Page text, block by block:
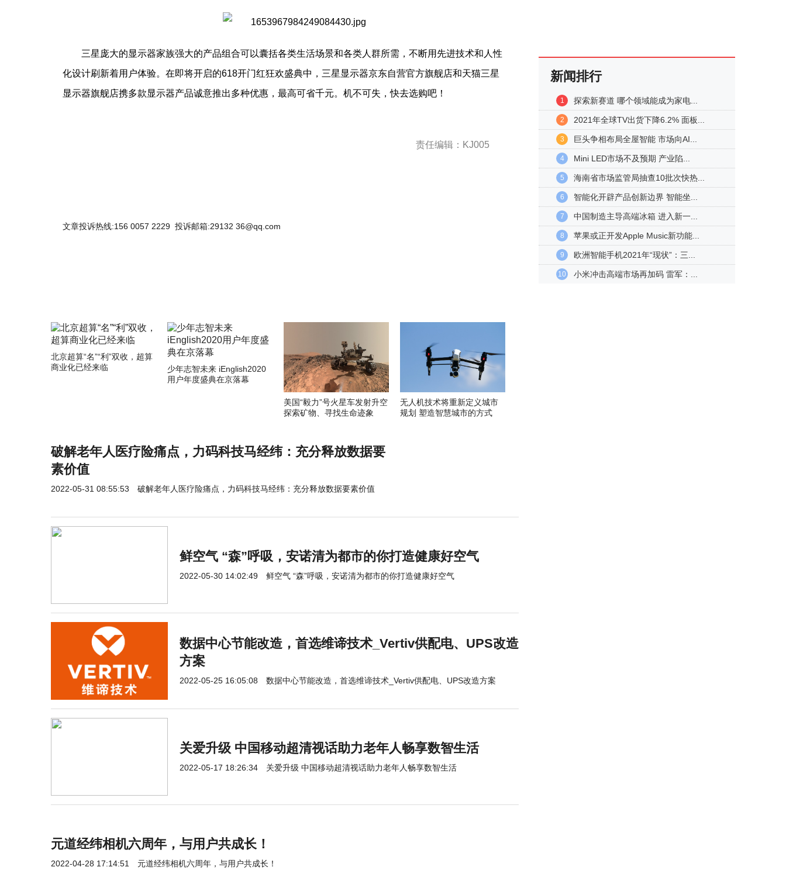
三星庞大的显示器家族强大的产品组合可以囊括各类生活场景和各类人群所需，不断用先进技术和人性
化设计刷新着用户体验。在即将开启的618开门红狂欢盛典中，三星显示器京东自营官方旗舰店和天猫三星
显示器旗舰店携多款显示器产品诚意推出多种优惠，最高可省千元。机不可失，快去选购吧！
责任编辑：KJ005
文章投诉热线:156 0057 2229 投诉邮箱:29132 36@qq.com
北京超算“名”“利”双收，超算
商业化已经来临
少年志智未来 iEnglish2020
用户年度盛典在京落幕
美国“毅力”号火星车发射升空
探索矿物、寻找生命迹象
无人机技术将重新定义城市
规划 塑造智慧城市的方式
破解老年人医疗险痛点，力码科技马经纬：充分释放数据要
素价值
2022-05-31 08:55:53 破解老年人医疗险痛点，力码科技马经纬：充分释放数据要素价值
鲜空气 “森”呼吸，安诺清为都市的你打造健康好空气
2022-05-30 14:02:49 鲜空气 “森”呼吸，安诺清为都市的你打造健康好空气
数据中心节能改造，首选维谛技术_Vertiv供配电、UPS改造
方案
2022-05-25 16:05:08 数据中心节能改造，首选维谛技术_Vertiv供配电、UPS改造方案
关爱升级 中国移动超清视话助力老年人畅享数智生活
2022-05-17 18:26:34 关爱升级 中国移动超清视话助力老年人畅享数智生活
元道经纬相机六周年，与用户共成长！
2022-04-28 17:14:51 元道经纬相机六周年，与用户共成长！
新闻排行
1 探索新赛道 哪个领域能成为家电...
2 2021年全球TV出货下降6.2% 面板...
3 巨头争相布局全屋智能 市场向AI...
4 Mini LED市场不及预期 产业陷...
5 海南省市场监管局抽查10批次快热...
6 智能化开辟产品创新边界 智能坐...
7 中国制造主导高端冰箱 进入新一...
8 苹果或正开发Apple Music新功能...
9 欧洲智能手机2021年“现状”：三...
10 小米冲击高端市场再加码 雷军：...